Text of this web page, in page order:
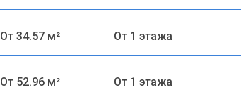
От 34.57 м² От 1 этажа
От 52.96 м² От 1 этажа